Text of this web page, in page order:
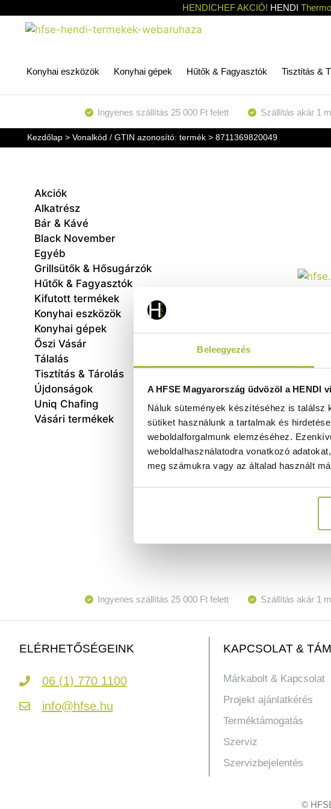
Beleegyezés
A HFSE Magyarország üdvözöl a HENDI
Náluk sütemények készítéséhez is találsz
sütiket használunk a tartalmak és
weboldalforgalmunk elemzéséhez.
weboldalhasználatodra vonatkozó
meg számukra vagy az általad használt
HENDICHEF AKCIÓ! HENDI
Konyhai eszközök Konyhai gépek Hűtők & Fagyasztók Tisztítás &
Ingyenes szállítás 25 000 Ft felett Szállítás akár 1
Kezdőlap> Vonalkód / GTIN azonosító: termék > 8711369820049
Akciók
Alkatrész
Bár & Kávé
Black November
Egyéb
Grillsütők & Hősugárzók
Hűtők & Fagyasztók
Kifutott termékek
Konyhai eszközök
Konyhai gépek
Őszi Vásár
Tálalás
Tisztítás & Tárolás
Újdonságok
Uniq Chafing
Vásári termékek
(25.937Ft
Ingyenes szállítás 25 000 Ft felett Szállítás akár 1
ELÉRHETŐSÉGEINK
06 (1) 770 1100
info@hfse.hu
KAPCSOLAT &
Márkabolt & Kapcsolat
Projekt ajánlatkérés
Terméktámogatás
Szerviz
Szervizbejelentés
©